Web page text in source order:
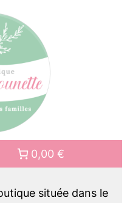
0,00 €
située dans le